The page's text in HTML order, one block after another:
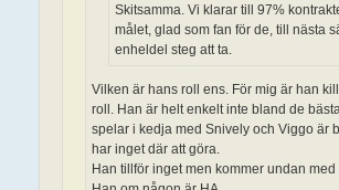
Skitsamma. Vi klarar till 97%
målet, glad som fan för de, till nästa
enheldel steg att ta.
Vilken är hans roll ens. För mig är han
roll. Han är helt enkelt inte bland de
spelar i kedja med Snively och Viggo är
har inget där att göra.
Han tillför inget men kommer undan med